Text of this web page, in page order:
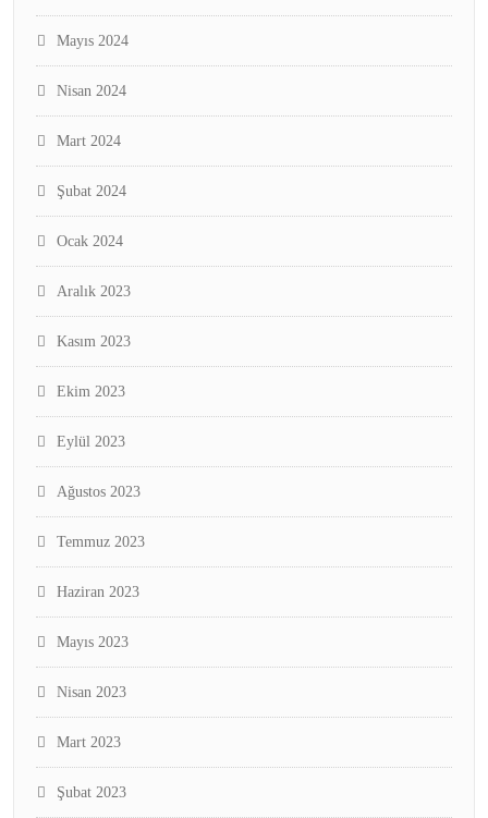
Mayıs 2024
Nisan 2024
Mart 2024
Şubat 2024
Ocak 2024
Aralık 2023
Kasım 2023
Ekim 2023
Eylül 2023
Ağustos 2023
Temmuz 2023
Haziran 2023
Mayıs 2023
Nisan 2023
Mart 2023
Şubat 2023